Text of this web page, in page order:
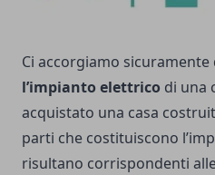
Ci accorgiamo sicuramente
l’impianto elettrico di una
acquistato una casa
parti che costituiscono
risultano corrispondenti